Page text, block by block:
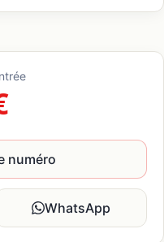
numéro
WhatsApp